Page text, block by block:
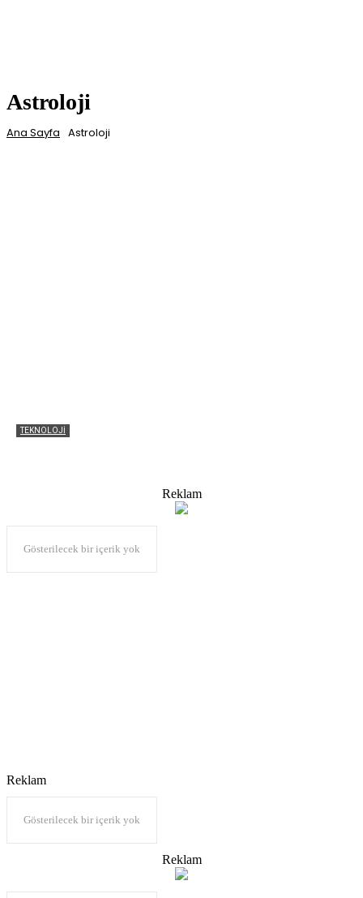
Astroloji
Ana Sayfa Astroloji
TEKNOLOJI
Reklam
Gösterilecek bir içerik yok
Reklam
Gösterilecek bir içerik yok
Reklam